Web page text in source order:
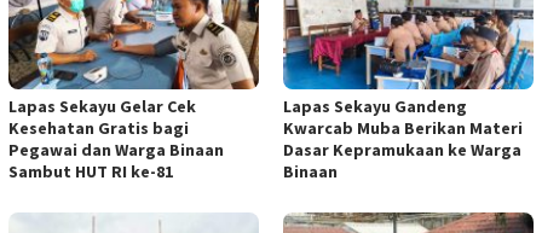
Lapas Sekayu Gelar Cek
Kesehatan Gratis bagi
Pegawai dan Warga Binaan
Sambut HUT RI ke-81
Lapas Sekayu Gandeng
Kwarcab Muba Berikan Materi
Dasar Kepramukaan ke Warga
Binaan